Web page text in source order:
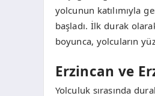
yolcunun katılımıyla
başladı. İlk durak
boyunca, yolcuların
Erzincan ve
Yolculuk sırasında